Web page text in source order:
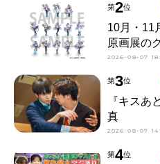
第2位
10月・11
原画展の
2026-08-07
第3位
『キスあ
真
2026-08-07
第4位